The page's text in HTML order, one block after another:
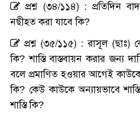
প্রশ্ন (৩৪/১১৪) : প্রতিদিন
নছীহত করা যাবে কি?
প্রশ্ন (৩৫/১১৫) : রাসূল (ছাঃ)
কি? শাস্তি বাস্তবায়ন করার জন্য
বলে প্রমাণিত হওয়ার আগেই কাউকে
কি? কেউ কাউকে অন্যায়ভাবে
শাস্তি কি?